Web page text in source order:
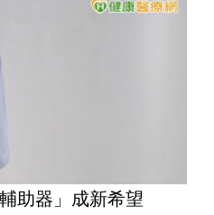
助器」成新希望